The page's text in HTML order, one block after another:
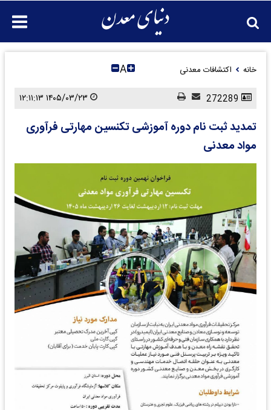
خانه اکتشافات معدنی A
تمدید ثبت نام دوره آموزشی تکنسین مهارتی فرآوری
مواد معدنی